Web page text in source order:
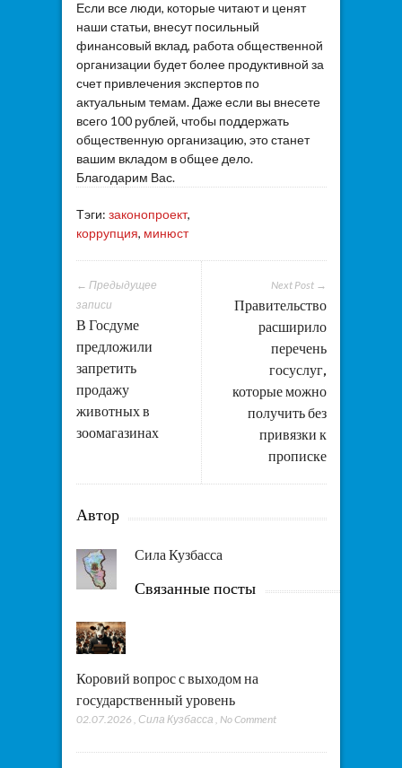
Если все люди, которые читают и ценят
наши статьи, внесут посильный
финансовый вклад, работа общественной
организации будет более продуктивной за
счет привлечения экспертов по
актуальным темам. Даже если вы внесете
всего 100 рублей, чтобы поддержать
общественную организацию, это станет
вашим вкладом в общее дело.
Благодарим Вас.
Тэги: законопроект,
коррупция, минюст
Next Post →
Правительство
расширило
перечень
госуслуг,
которые можно
получить без
привязки к
прописке
← Предыдущее
записи
В Госдуме
предложили
запретить
продажу
животных в
зоомагазинах
Автор
Сила Кузбасса
Связанные посты
Коровий вопрос с выходом на
государственный уровень
02.07.2026 , Сила Кузбасса , No Comment